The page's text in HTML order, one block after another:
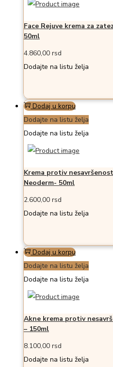
Face Rejuve krema za
50ml
4.860,00 rsd
Dodajte na listu želja
Dodaj u korpu
Dodajte na listu želja
Dodajte na listu želja
Krema protiv
Neoderm- 50ml
2.600,00 rsd
Dodajte na listu želja
Dodaj u korpu
Dodajte na listu želja
Dodajte na listu želja
Akne krema protiv
– 150ml
8.100,00 rsd
Dodajte na listu želja